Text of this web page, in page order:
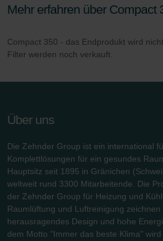
Mehr erfahren über Compact
Compact 350 - das Endprodukt wird
Filter werden noch verkauft.
Über uns
Die Zehnder Group ist ein international
Komplettlösungen für ein gesundes
Hauptsitz seit 1895 in Gränichen
weltweit rund 3300 Mitarbeitende. Die
der Zehnder Group für Heizung und
Raumlüftung und Luftreinigung zeichnen
herausragendes Design und hohe
dem Motto "Immer das beste Klima"